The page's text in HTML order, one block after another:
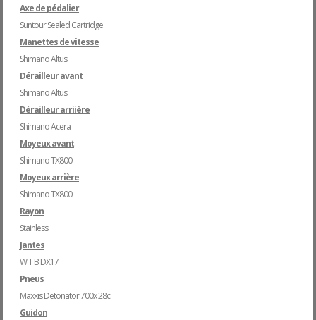
Axe de pédalier
Suntour Sealed Cartridge
Manettes de vitesse
Shimano Altus
Dérailleur avant
Shimano Altus
Dérailleur arriière
Shimano Acera
Moyeux avant
Shimano TX800
Moyeux arrière
Shimano TX800
Rayon
Stainless
Jantes
W T B DX17
Pneus
Maxxis Detonator 700x 28c
Guidon